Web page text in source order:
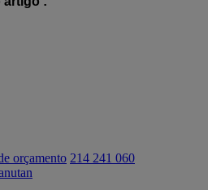
orçamento 214 241 060